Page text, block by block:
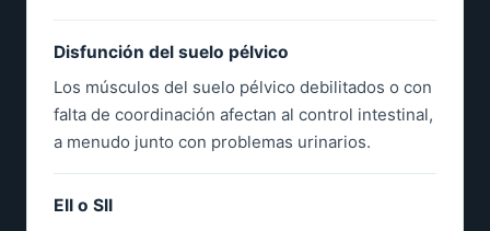
Disfunción del suelo pélvico
Los músculos del suelo pélvico debilitados o con
falta de coordinación afectan al control intestinal,
a menudo junto con problemas urinarios.
EII o SII